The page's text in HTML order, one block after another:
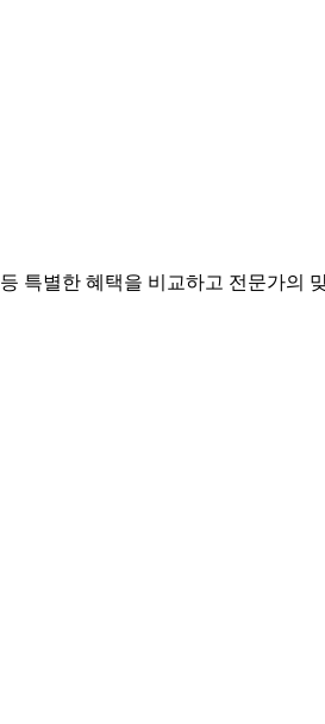
특별한 혜택을 비교하고 전문가의